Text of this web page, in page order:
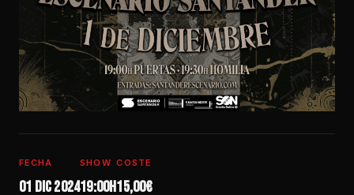
FECHA
01 dic 2024
SHOW
19:00h
COSTE
15,00€